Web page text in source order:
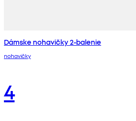
Dámske nohavičky 2-balenie
nohavičky
4